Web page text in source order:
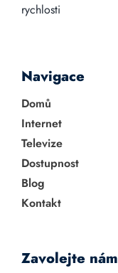
rychlosti
Navigace
Domů
Internet
Televize
Dostupnost
Blog
Kontakt
Zavolejte nám